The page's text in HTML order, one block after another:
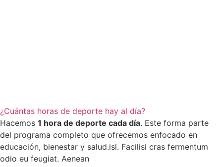
¿Cuántas horas de deporte hay al día?
Hacemos 1 hora de deporte cada día. Este forma parte
del programa completo que ofrecemos enfocado en
educación, bienestar y salud.isl. Facilisi cras fermentum
odio eu feugiat. Aenean